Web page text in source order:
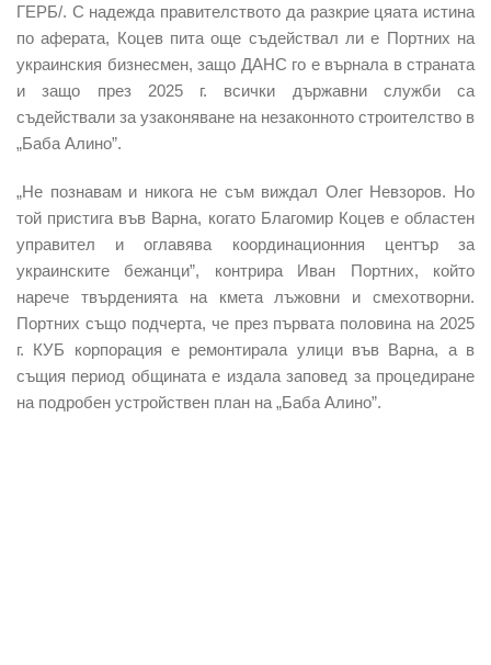
ГЕРБ/. С надежда правителството да разкрие цяата истина
по аферата, Коцев пита още съдействал ли е Портних на
украинския бизнесмен, защо ДАНС го е върнала в страната
и защо през 2025 г. всички държавни служби са
съдействали за узаконяване на незаконното строителство в
„Баба Алино”.
„Не познавам и никога не съм виждал Олег Невзоров. Но
той пристига във Варна, когато Благомир Коцев е областен
управител и оглавява координационния център за
украинските бежанци”, контрира Иван Портних, който
нарече твърденията на кмета лъжовни и смехотворни.
Портних също подчерта, че през първата половина на 2025
г. КУБ корпорация е ремонтирала улици във Варна, а в
същия период общината е издала заповед за процедиране
на подробен устройствен план на „Баба Алино”.